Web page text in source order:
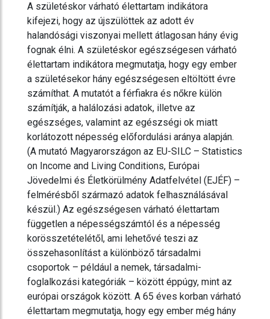
A születéskor várható élettartam indikátora
kifejezi, hogy az újszülöttek az adott év
halandósági viszonyai mellett átlagosan hány évig
fognak élni. A születéskor egészségesen várható
élettartam indikátora megmutatja, hogy egy ember
a születésekor hány egészségesen eltöltött évre
számíthat. A mutatót a férfiakra és nőkre külön
számítják, a halálozási adatok, illetve az
egészséges, valamint az egészségi ok miatt
korlátozott népesség előfordulási aránya alapján.
(A mutató Magyarországon az EU-SILC – Statistics
on Income and Living Conditions, Európai
Jövedelmi és Életkörülmény Adatfelvétel (EJÉF) –
felmérésből származó adatok felhasználásával
készül.) Az egészségesen várható élettartam
független a népességszámtól és a népesség
korösszetételétől, ami lehetővé teszi az
összehasonlítást a különböző társadalmi
csoportok – például a nemek, társadalmi-
foglalkozási kategóriák – között éppúgy, mint az
európai országok között. A 65 éves korban várható
élettartam megmutatja, hogy egy ember még hány